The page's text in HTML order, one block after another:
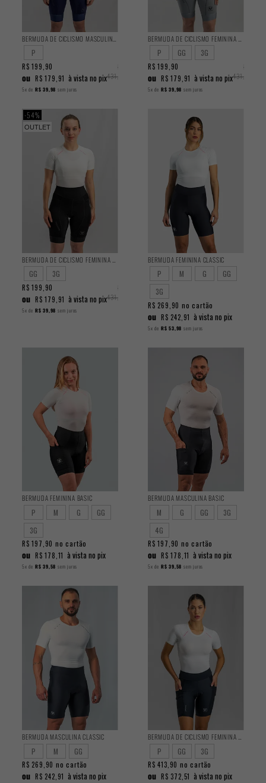
P
R$
431,90
R$ 199,90
ou R$ 179,91 à vista no pix
5x de R$ 39,98 sem juros
P GG 3G
R$
431,90
R$ 199,90
ou R$ 179,91 à vista no pix
5x de R$ 39,98 sem juros
OUTLET
54%
GG 3G
R$
431,90
R$ 199,90
ou R$ 179,91 à vista no pix
5x de R$ 39,98 sem juros
BERMUDA FEMININA CLASSIC
P M G
GG
3G
R$ 269,90 no cartão
ou R$ 242,91 à vista no pix
5x de R$ 53,98 sem juros
BERMUDA FEMININA BASIC
P M G
GG
3G
R$ 197,90 no cartão
ou R$ 178,11 à vista no pix
5x de R$ 39,58 sem juros
BERMUDA MASCULINA BASIC
M G GG
3G
4G
R$ 197,90 no cartão
ou R$ 178,11 à vista no pix
5x de R$ 39,58 sem juros
BERMUDA MASCULINA CLASSIC
P M GG
R$ 269,90 no cartão
ou R$ 242,91 à vista no pix
P GG 3G
R$ 413,90 no cartão
ou R$ 372,51 à vista no pix